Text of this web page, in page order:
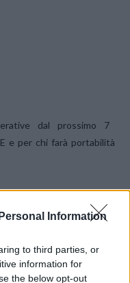
Information
to third parties, or
information for
the below opt-out
dal prossimo 7
e per chi farà portabilità
dal 7 Novembre 2022,
verso il cliente, in